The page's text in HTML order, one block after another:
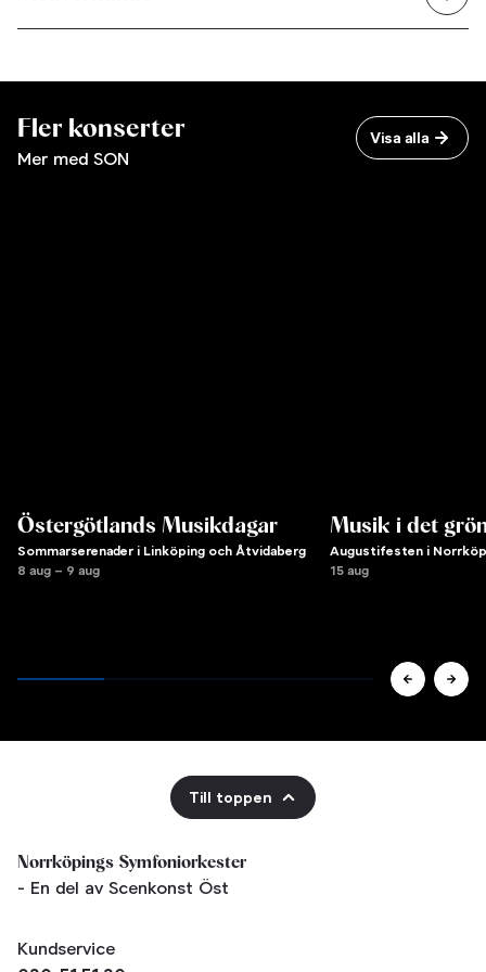
Fler konserter
Mer med SON
Visa alla
Östergötlands Musikdagar
Sommarserenader i Linköping och Åtvidaberg
8 aug – 9 aug
Musik i det
Augustifesten i
15 aug
Till toppen
Norrköpings Symfoniorkester
- En del av Scenkonst Öst
Kundservice